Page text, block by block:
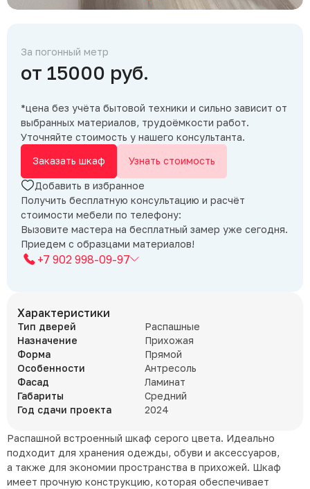
За погонный метр
от 15000 руб.
*цена без учёта бытовой техники и сильно зависит от
выбранных материалов, трудоёмкости работ.
Уточняйте стоимость у нашего консультанта.
Заказать шкаф Узнать стоимость
Добавить в избранное
Получить бесплатную консультацию и расчёт
стоимости мебели по телефону:
Вызовите мастера на бесплатный замер уже сегодня.
Приедем с образцами материалов!
+7 902 998-09-97
Характеристики
Тип дверей
Распашные
Назначение
Прихожая
Форма
Прямой
Особенности
Антресоль
Фасад
Ламинат
Габариты
Средний
Год сдачи проекта
2024
Распашной встроенный шкаф серого цвета. Идеально
подходит для хранения одежды, обуви и аксессуаров,
а также для экономии пространства в прихожей. Шкаф
имеет прочную конструкцию, которая обеспечивает